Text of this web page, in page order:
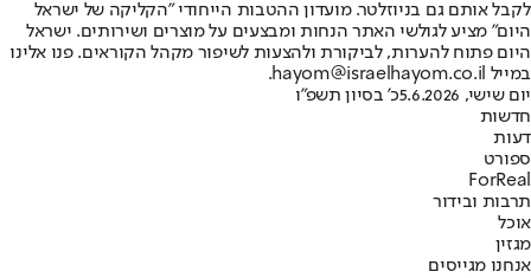
לקבל אותם גם בניוזלטר. מועדון ההטבות הייחודי "הקליקה של ישראל
היום" מציע לגולשי האתר הנחות ומבצעים על מוצרים ושירותים. ישראל
היום פתוח להערות, לביקורת ולהצעות לשיפור מקהל הקוראים. פנו אלינו
במייל hayom@israelhayom.co.il.
יום שישי, 5.6.2026
כ' בסיון תשפ"ו
חדשות
דעות
ספורט
ForReal
תרבות ובידור
אוכל
מגזין
אנחנו מגייסים